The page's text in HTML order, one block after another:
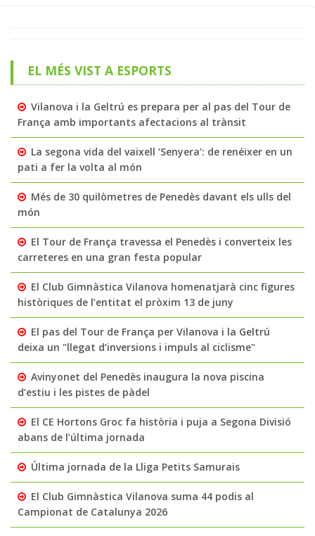
EL MÉS VIST A ESPORTS
Vilanova i la Geltrú es prepara per al pas del Tour de
França amb importants afectacions al trànsit
La segona vida del vaixell ‘Senyera’: de renéixer en un
pati a fer la volta al món
Més de 30 quilòmetres de Penedès davant els ulls del
món
El Tour de França travessa el Penedès i converteix les
carreteres en una gran festa popular
El Club Gimnàstica Vilanova homenatjarà cinc figures
històriques de l’entitat el pròxim 13 de juny
El pas del Tour de França per Vilanova i la Geltrú
deixa un "llegat d’inversions i impuls al ciclisme"
Avinyonet del Penedès inaugura la nova piscina
d’estiu i les pistes de pàdel
El CE Hortons Groc fa història i puja a Segona Divisió
abans de l’última jornada
Última jornada de la Lliga Petits Samurais
El Club Gimnàstica Vilanova suma 44 podis al
Campionat de Catalunya 2026